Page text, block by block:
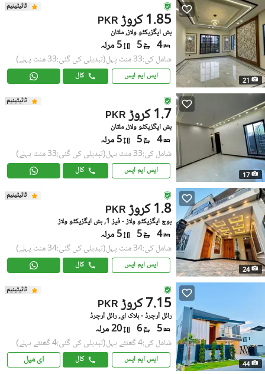
21
ٹائیٹینیم
PKR 1.85 کروڑ
بش ایگزیکٹو ولاز, ملتان
4
5 5 مرلہ
شامل کی:33 منٹ پہل (تبدیلی کی گئی:33 منٹ پہلے)
ایس ایم ایس کال
17
ٹائیٹینیم
PKR 1.7 کروڑ
بش ایگزیکٹو ولاز, ملتان
4
5 5 مرلہ
شامل کی:33 منٹ پہل (تبدیلی کی گئی:33 منٹ پہلے)
ایس ایم ایس کال
24
ٹائیٹینیم
PKR 1.8 کروڑ
بوچ ایگزیکٹو ولاز - فیز 1, بش ایگزیکٹو ولاز
4
5 5 مرلہ
شامل کی:34 منٹ پہل (تبدیلی کی گئی:34 منٹ پہلے)
ایس ایم ایس کال
44
ٹائیٹینیم
PKR 7.15 کروڑ
رائل آرچرڈ - بلاک ای, رائل آرچرڈ
5
6 20 مرلہ
شامل کی:4 گھنٹے پہل (تبدیلی کی گئی:4 گھنٹے پہلے)
ایس ایم ایس کال ای میل